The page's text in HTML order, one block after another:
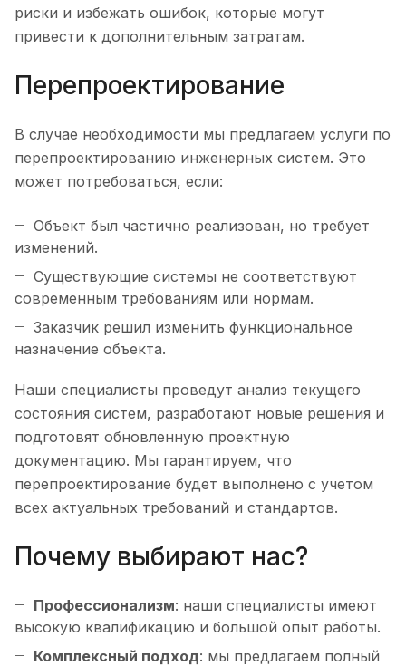
риски и избежать ошибок, которые могут
привести к дополнительным затратам.
Перепроектирование
В случае необходимости мы предлагаем услуги по
перепроектированию инженерных систем. Это
может потребоваться, если:
Объект был частично реализован, но требует
изменений.
Существующие системы не соответствуют
современным требованиям или нормам.
Заказчик решил изменить функциональное
назначение объекта.
Наши специалисты проведут анализ текущего
состояния систем, разработают новые решения и
подготовят обновленную проектную
документацию. Мы гарантируем, что
перепроектирование будет выполнено с учетом
всех актуальных требований и стандартов.
Почему выбирают нас?
Профессионализм: наши специалисты имеют
высокую квалификацию и большой опыт работы.
Комплексный подход: мы предлагаем полный